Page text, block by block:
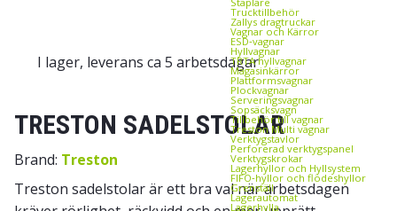
Trucktillbehör
Zallys dragtruckar
Vagnar och Kärror
ESD‑vagnar
Hyllvagnar
TRTA hyllvagnar
Magasinkärror
Plattformsvagnar
Plockvagnar
Serveringsvagnar
Sopsäcksvagn
Tillbehör till vagnar
Treston Multi vagnar
Verktygstavlor
Perforerad verktygspanel
Verktygskrokar
Lagerhyllor och Hyllsystem
FIFO‑hyllor och flödeshyllor
Grenställ
Lagerautomat
Lagerhylla
I lager, leverans ca 5 arbetsdagar
TRESTON SADELSTOLAR
Brand: Treston
Treston sadelstolar är ett bra val när arbetsdagen